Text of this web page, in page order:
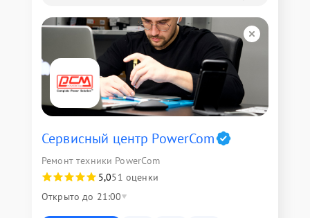
Сервисный центр PowerCom
Ремонт техники PowerCom
5,051 оценки
Открыто до 21:00